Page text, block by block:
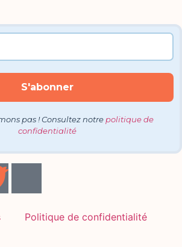
pas ! Consultez notre politique de
confidentialité
Politique de confidentialité